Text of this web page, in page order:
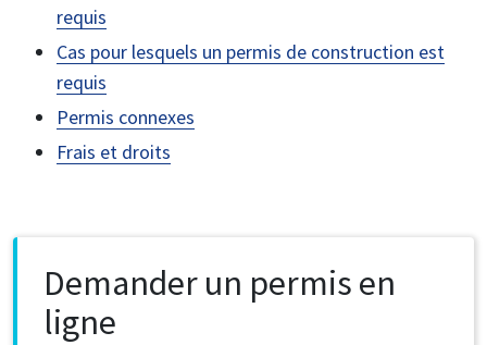
requis
Cas pour lesquels un permis de construction est
requis
Permis connexes
Frais et droits
Demander un permis en
ligne